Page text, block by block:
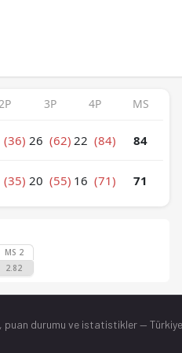
2P 3P 4P MS
(36) 26 (62) 22 (84) 84
(35) 20 (55) 16 (71) 71
MS 2
2.82
puan durumu ve istatistikler —